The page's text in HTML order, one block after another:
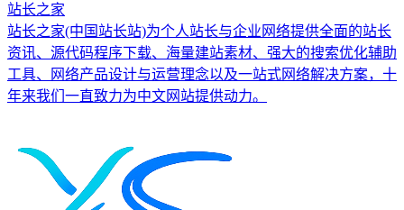
站长之家
站长之家(中国站长站)为个人站长与企业网络提供全面的站长
资讯、源代码程序下载、海量建站素材、强大的搜索优化辅助
工具、网络产品设计与运营理念以及一站式网络解决方案，十
年来我们一直致力为中文网站提供动力。